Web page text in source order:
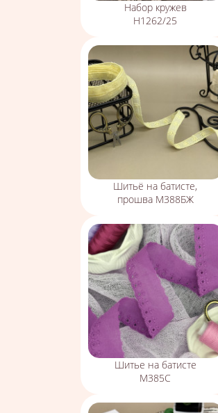
Набор кружев
Н1262/25
Шитьё на батисте,
прошва М388БЖ
Шитье на батисте
М385С